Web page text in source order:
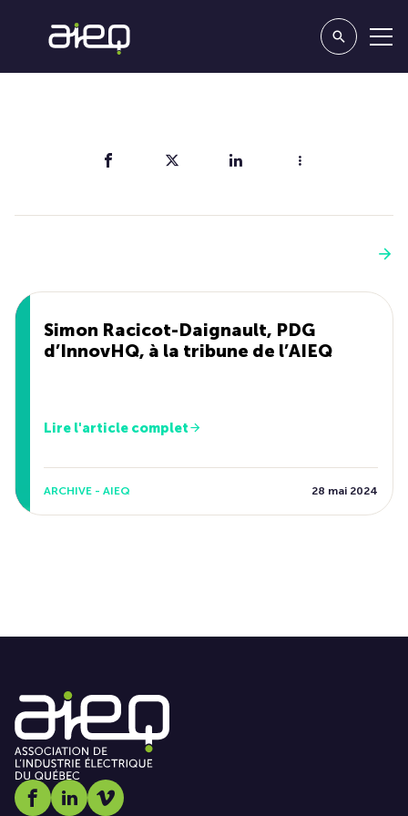
Simon Racicot-Daignault, PDG
d’InnovHQ, à la tribune de l’AIEQ
Lire l'article complet
ARCHIVE - AIEQ 28 mai 2024
Social media link icon-facebook
Social media link icon-linkedin
Social media link icon-vimeo